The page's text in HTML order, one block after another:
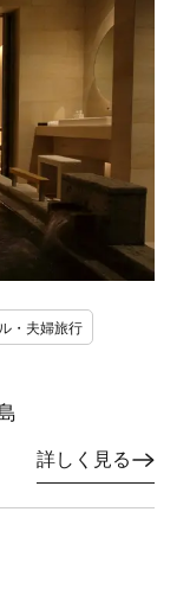
・夫婦旅行
詳しく見る